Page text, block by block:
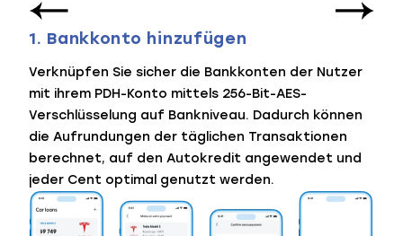
1. Bankkonto hinzufügen
Verknüpfen Sie sicher die Bankkonten der Nutzer
mit ihrem PDH-Konto mittels 256-Bit-AES-
Verschlüsselung auf Bankniveau. Dadurch können
die Aufrundungen der täglichen Transaktionen
berechnet, auf den Autokredit angewendet und
jeder Cent optimal genutzt werden.